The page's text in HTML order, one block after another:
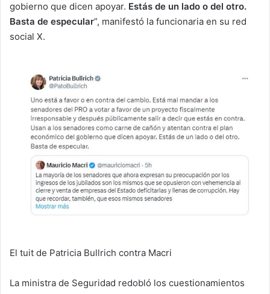
gobierno que dicen apoyar. Estás de un lado o del otro.
Basta de especular”, manifestó la funcionaria en su red
social X.
El tuit de Patricia Bullrich contra Macri
La ministra de Seguridad redobló los cuestionamientos